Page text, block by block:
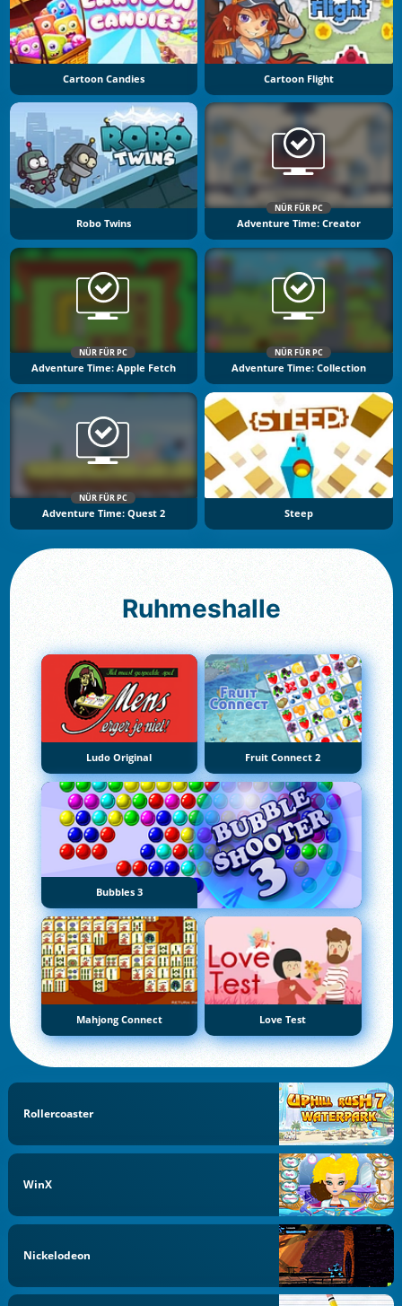
Cartoon Candies Cartoon Flight
Robo Twins
NÜR FÜR PC
Adventure Time: Creator
NÜR FÜR PC
Adventure Time: Apple Fetch
NÜR FÜR PC
Adventure Time: Collection
NÜR FÜR PC
Adventure Time: Quest 2 Steep
Ruhmeshalle
Ludo Original Fruit Connect 2
Bubbles 3
Mahjong Connect Love Test
Rollercoaster
WinX
Nickelodeon